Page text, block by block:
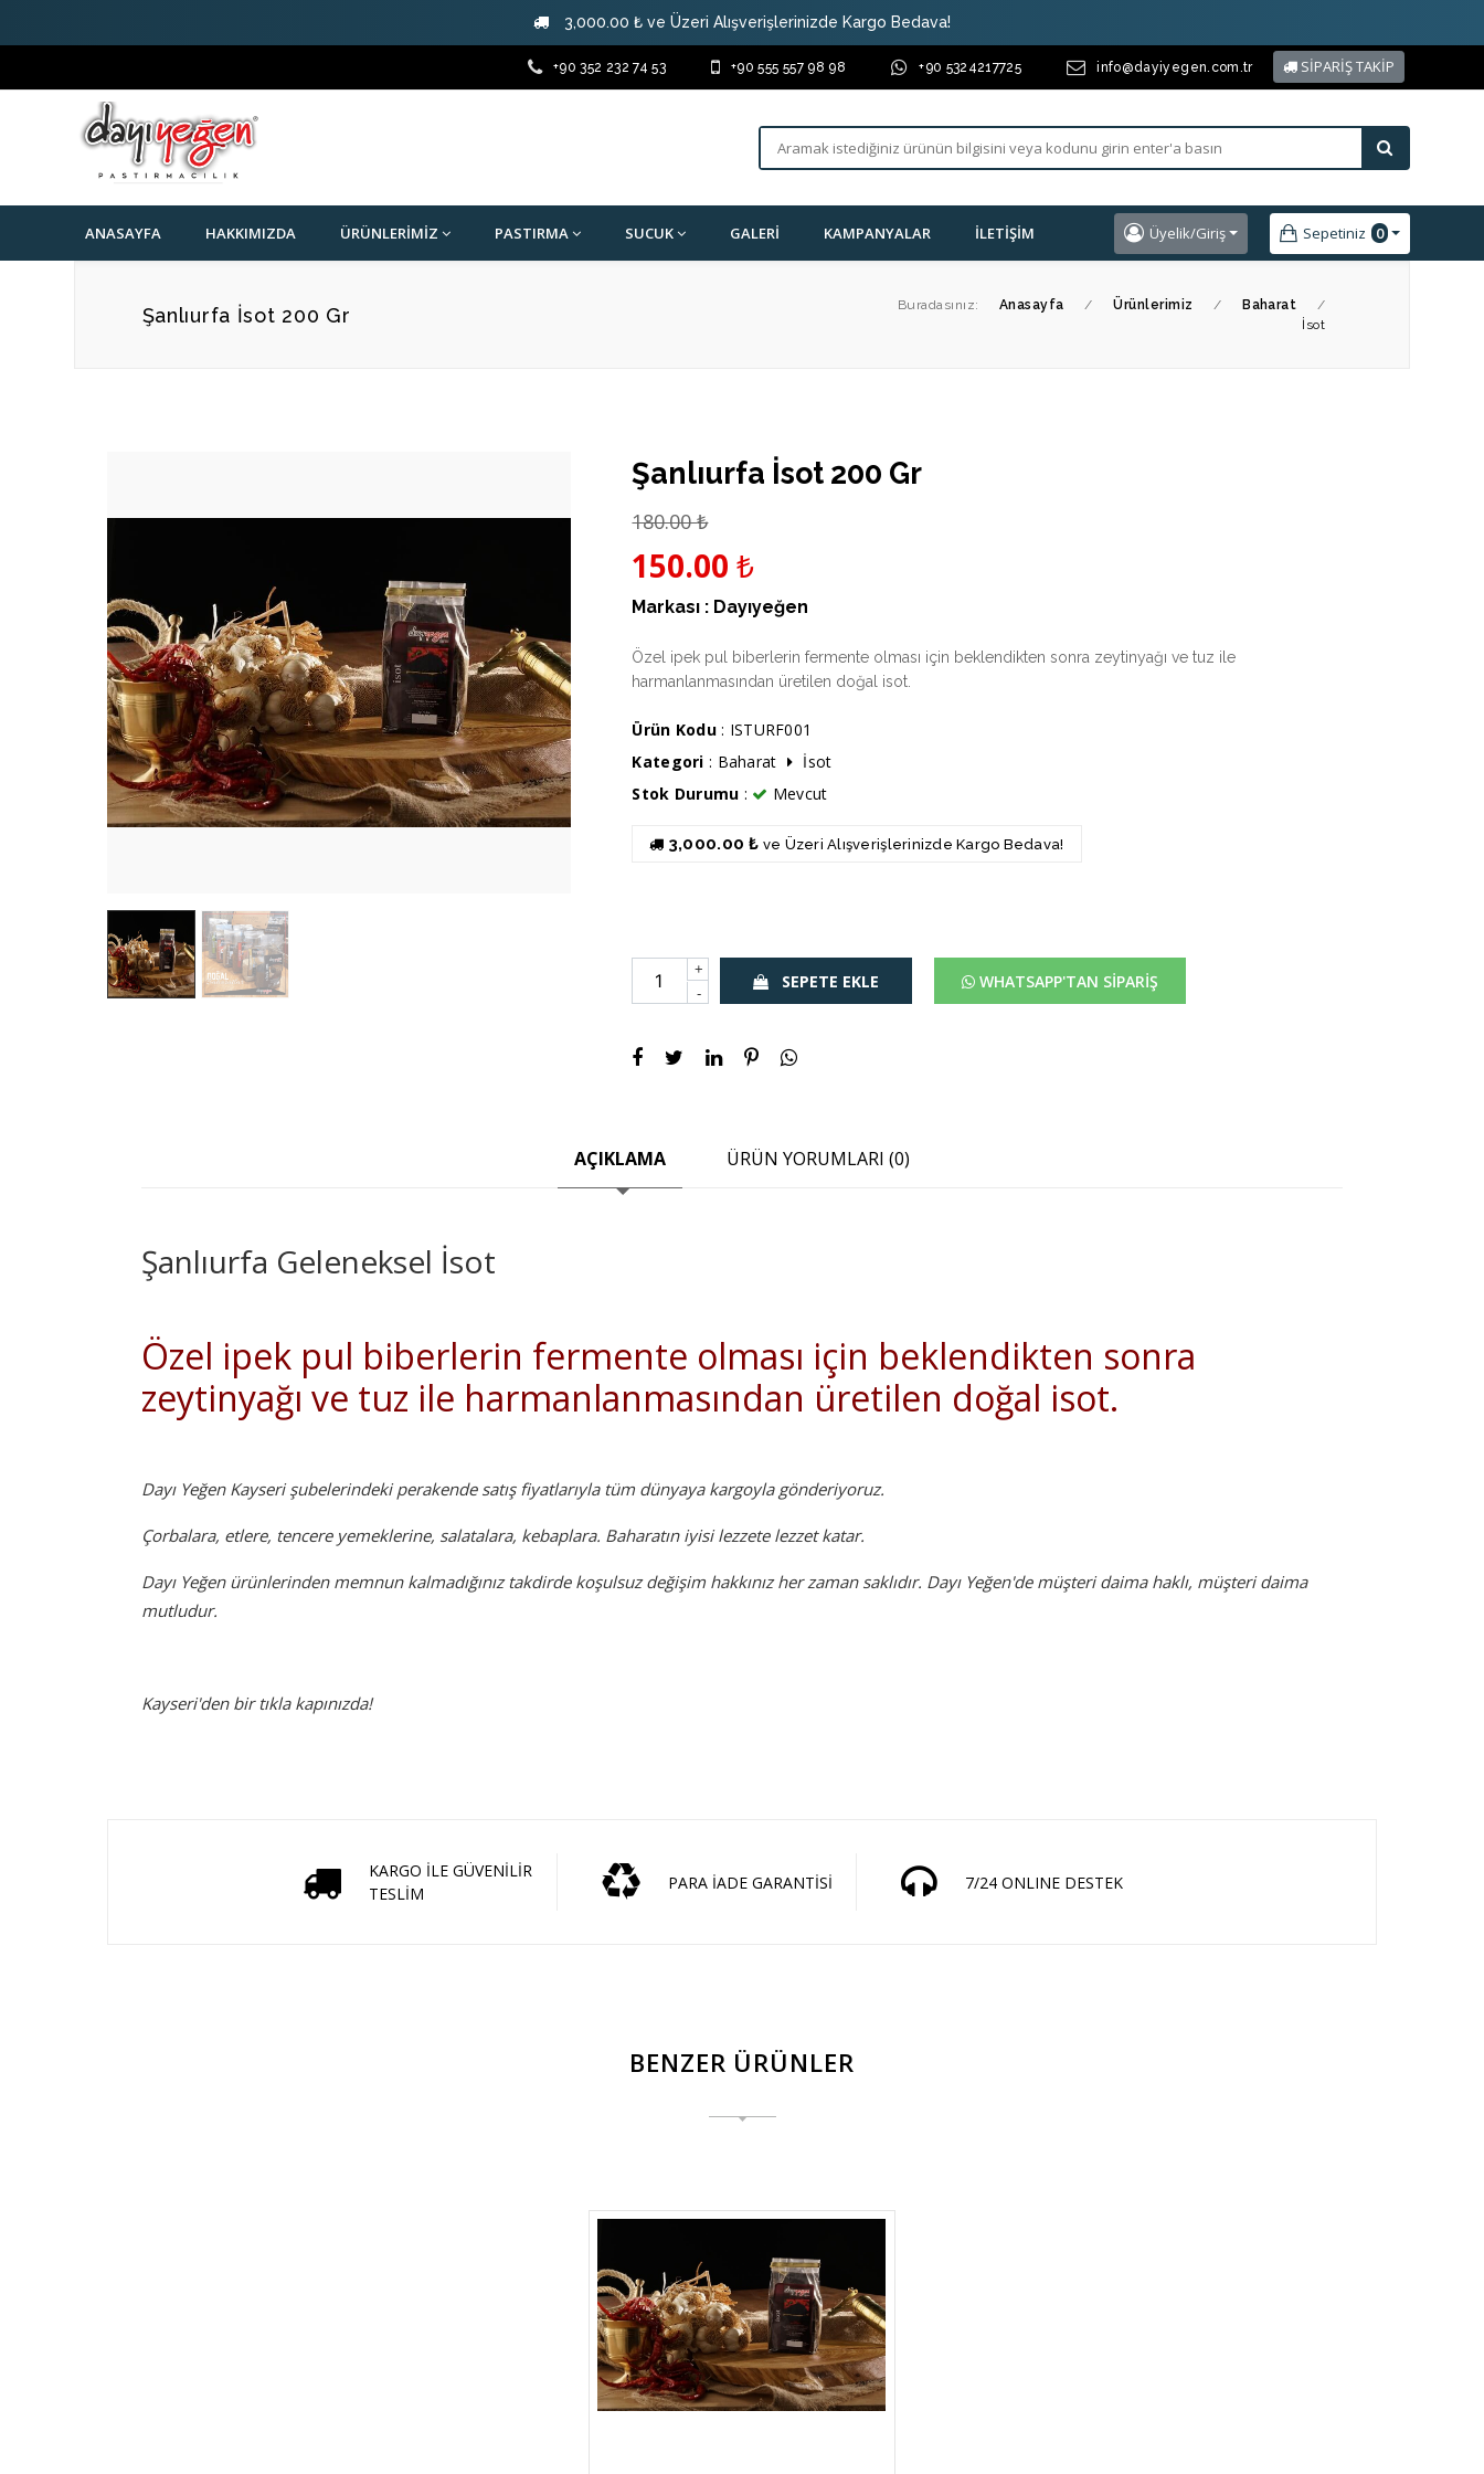
3,000.00 ₺ ve Üzeri Alışverişlerinizde Kargo Bedava!
+90 352 232 74 53 +90 555 557 98 98 +90 5324217725 info@dayiyegen.com.tr SİPARİŞ TAKİP
ANASAYFA HAKKIMIZDA ÜRÜNLERIMIZ PASTIRMA SUCUK GALERI KAMPANYALAR İLETIŞIM Üyelik/Giriş Sepetiniz 0
Şanlıurfa İsot 200 Gr Buradasınız: Anasayfa / Ürünlerimiz / Baharat
/
İsot
Şanlıurfa İsot 200 Gr
180.00₺
150.00₺
Markası : Dayıyeğen
Özel ipek pul biberlerin fermente olması için beklendikten sonra zeytinyağı ve tuz ile
harmanlanmasından üretilen doğal isot.
Ürün Kodu: ISTURF001
Kategori : Baharat
İsot
Stok Durumu : Mevcut
3,000.00 ₺ ve Üzeri Alışverişlerinizde Kargo Bedava!
+
-
SEPETE EKLE WHATSAPP'TAN SİPARİŞ
AÇIKLAMA ÜRÜN YORUMLARI (0)
Şanlıurfa Geleneksel İsot
Özel ipek pul biberlerin fermente olması için beklendikten sonra
zeytinyağı ve tuz ile harmanlanmasından üretilen doğal isot.
Dayı Yeğen Kayseri şubelerindeki perakende satış fiyatlarıyla tüm dünyaya kargoyla gönderiyoruz.
Çorbalara, etlere, tencere yemeklerine, salatalara, kebaplara. Baharatın iyisi lezzete lezzet katar.
Dayı Yeğen ürünlerinden memnun kalmadığınız takdirde koşulsuz değişim hakkınız her zaman saklıdır. Dayı Yeğen'de müşteri daima haklı, müşteri daima
mutludur.
Kayseri'den bir tıkla kapınızda!
KARGO İLE GÜVENİLİR
TESLİM
PARA İADE GARANTİSİ 7/24 ONLINE DESTEK
BENZER ÜRÜNLER